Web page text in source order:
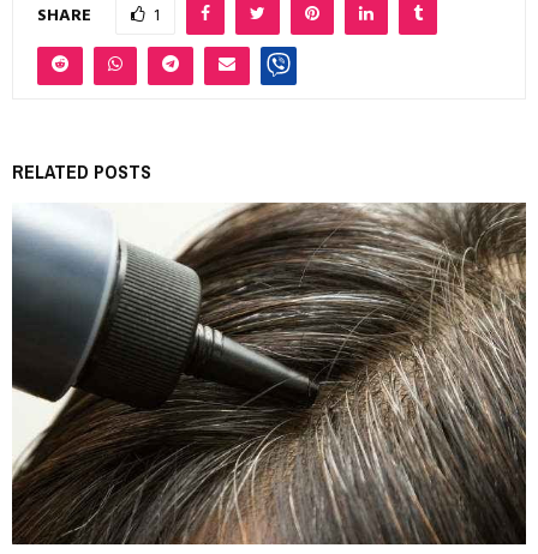
SHARE 1
RELATED POSTS